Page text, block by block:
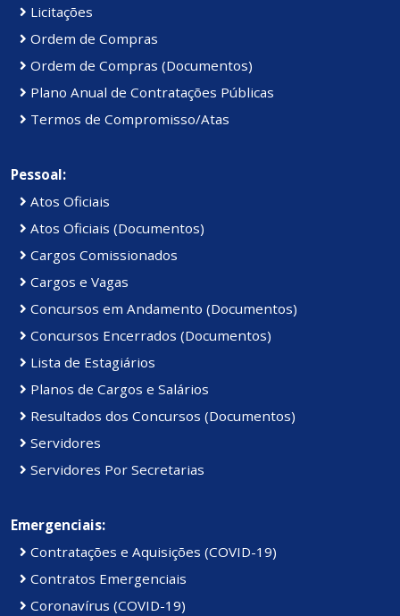
Licitações
Ordem de Compras
Ordem de Compras (Documentos)
Plano Anual de Contratações Públicas
Termos de Compromisso/Atas
Pessoal:
Atos Oficiais
Atos Oficiais (Documentos)
Cargos Comissionados
Cargos e Vagas
Concursos em Andamento (Documentos)
Concursos Encerrados (Documentos)
Lista de Estagiários
Planos de Cargos e Salários
Resultados dos Concursos (Documentos)
Servidores
Servidores Por Secretarias
Emergenciais:
Contratações e Aquisições (COVID-19)
Contratos Emergenciais
Coronavírus (COVID-19)